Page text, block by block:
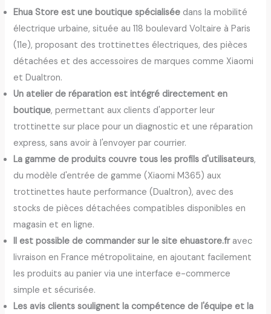
Ehua Store est une boutique spécialisée dans la mobilité
électrique urbaine, située au 118 boulevard Voltaire à Paris
(11e), proposant des trottinettes électriques, des pièces
détachées et des accessoires de marques comme Xiaomi
et Dualtron.
Un atelier de réparation est intégré directement en
boutique, permettant aux clients d'apporter leur
trottinette sur place pour un diagnostic et une réparation
express, sans avoir à l'envoyer par courrier.
La gamme de produits couvre tous les profils d'utilisateurs,
du modèle d'entrée de gamme (Xiaomi M365) aux
trottinettes haute performance (Dualtron), avec des
stocks de pièces détachées compatibles disponibles en
magasin et en ligne.
Il est possible de commander sur le site ehuastore.fravec
livraison en France métropolitaine, en ajoutant facilement
les produits au panier via une interface e-commerce
simple et sécurisée.
Les avis clients soulignent la compétence de l'équipe et la